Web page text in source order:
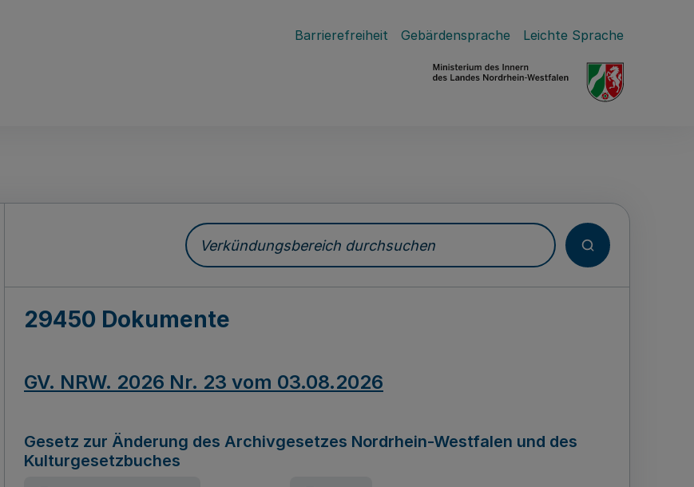
Barrierefreiheit Gebärdensprache Leichte Sprache
Verkündungsbereich durchsuchen
29450 Dokumente
GV. NRW. 2026 Nr. 23 vom 03.08.2026
Gesetz zur Änderung des Archivgesetzes Nordrhein-Westfalen und des
Kulturgesetzbuches